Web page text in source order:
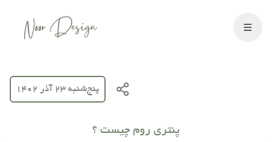
پنج‌شنبه 23 آذر 1402
پنتری روم چیست ؟